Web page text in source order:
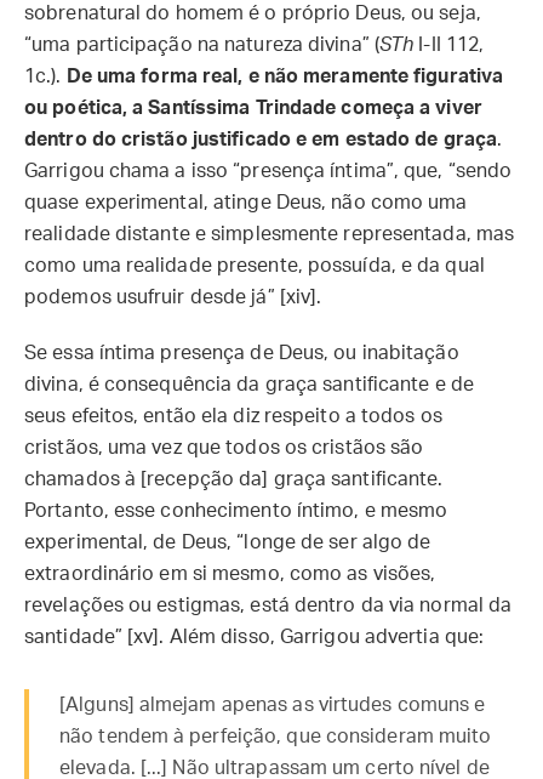
sobrenatural do homem é o próprio Deus, ou seja,
“uma participação na natureza divina” (STh I-II 112,
1c.). De uma forma real, e não meramente figurativa
ou poética, a Santíssima Trindade começa a viver
dentro do cristão justificado e em estado de graça.
Garrigou chama a isso “presença íntima”, que, “sendo
quase experimental, atinge Deus, não como uma
realidade distante e simplesmente representada, mas
como uma realidade presente, possuída, e da qual
podemos usufruir desde já” [xiv].
Se essa íntima presença de Deus, ou inabitação
divina, é consequência da graça santificante e de
seus efeitos, então ela diz respeito a todos os
cristãos, uma vez que todos os cristãos são
chamados à [recepção da] graça santificante.
Portanto, esse conhecimento íntimo, e mesmo
experimental, de Deus, “longe de ser algo de
extraordinário em si mesmo, como as visões,
revelações ou estigmas, está dentro da via normal da
santidade” [xv]. Além disso, Garrigou advertia que:
[Alguns] almejam apenas as virtudes comuns e
não tendem à perfeição, que consideram muito
elevada. [...] Não ultrapassam um certo nível de